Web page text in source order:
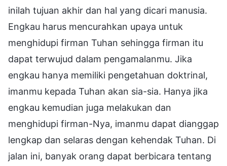
inilah tujuan akhir dan hal yang dicari manusia.
Engkau harus mencurahkan upaya untuk
menghidupi firman Tuhan sehingga firman itu
dapat terwujud dalam pengamalanmu. Jika
engkau hanya memiliki pengetahuan doktrinal,
imanmu kepada Tuhan akan sia-sia. Hanya jika
engkau kemudian juga melakukan dan
menghidupi firman-Nya, imanmu dapat dianggap
lengkap dan selaras dengan kehendak Tuhan. Di
jalan ini, banyak orang dapat berbicara tentang